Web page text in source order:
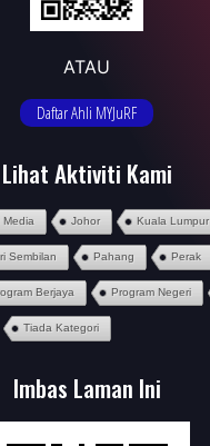
ATAU
Daftar Ahli MYJuRF
Lihat Aktiviti Kami
Media Johor Kuala Lumpur
Sembilan Pahang Perak
Berjaya Program Negeri
Tiada Kategori
Imbas Laman Ini